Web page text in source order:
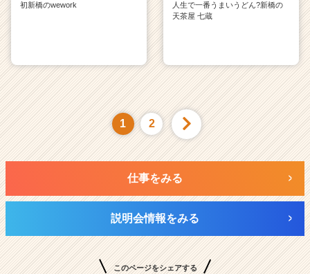
初新橋のwework
人生で一番うまいうどん?新橋の
天茶屋 七蔵
1 2
仕事をみる
説明会情報をみる
このページをシェアする